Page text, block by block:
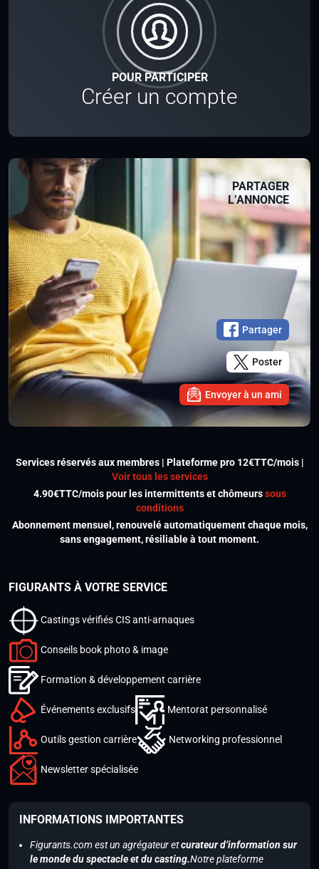
POUR PARTICIPER
Créer un compte
PARTAGER
L’ANNONCE
Partager
Poster
Envoyer à un ami
Services réservés aux membres | Plateforme pro 12€TTC/mois |
Voir tous les services
4.90€TTC/mois pour les intermittents et chômeurssous
conditions
Abonnement mensuel, renouvelé automatiquement chaque mois,
sans engagement, résiliable à tout moment.
FIGURANTS À VOTRE SERVICE
Castings vérifiés CIS anti-arnaques
Conseils book photo & image
Formation & développement carrière
Événements exclusifs Mentorat personnalisé
Outils gestion carrière Networking professionnel
Newsletter spécialisée
INFORMATIONS IMPORTANTES
Figurants.com est un agrégateur etcurateur d’information sur
le monde du spectacle et du casting.Notre plateforme